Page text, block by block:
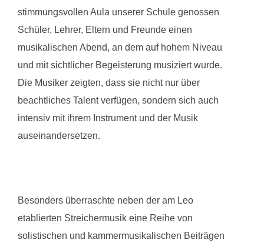
stimmungsvollen Aula unserer Schule genossen
Schüler, Lehrer, Eltern und Freunde einen
musikalischen Abend, an dem auf hohem Niveau
und mit sichtlicher Begeisterung musiziert wurde.
Die Musiker zeigten, dass sie nicht nur über
beachtliches Talent verfügen, sondern sich auch
intensiv mit ihrem Instrument und der Musik
auseinandersetzen.
Besonders überraschte neben der am Leo
etablierten Streichermusik eine Reihe von
solistischen und kammermusikalischen Beiträgen